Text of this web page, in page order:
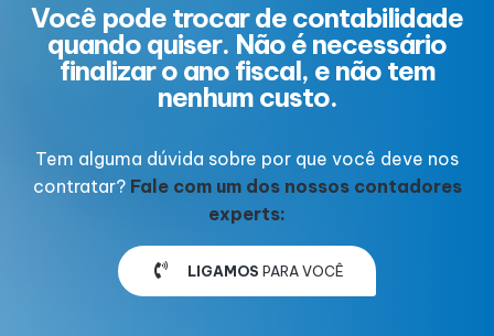
Você pode trocar de contabilidade
quando quiser. Não é necessário
finalizar o ano fiscal, e não tem
nenhum custo.
Tem alguma dúvida sobre por que você deve nos
contratar? Fale com um dos nossos contadores
experts:
LIGAMOS PARA VOCÊ